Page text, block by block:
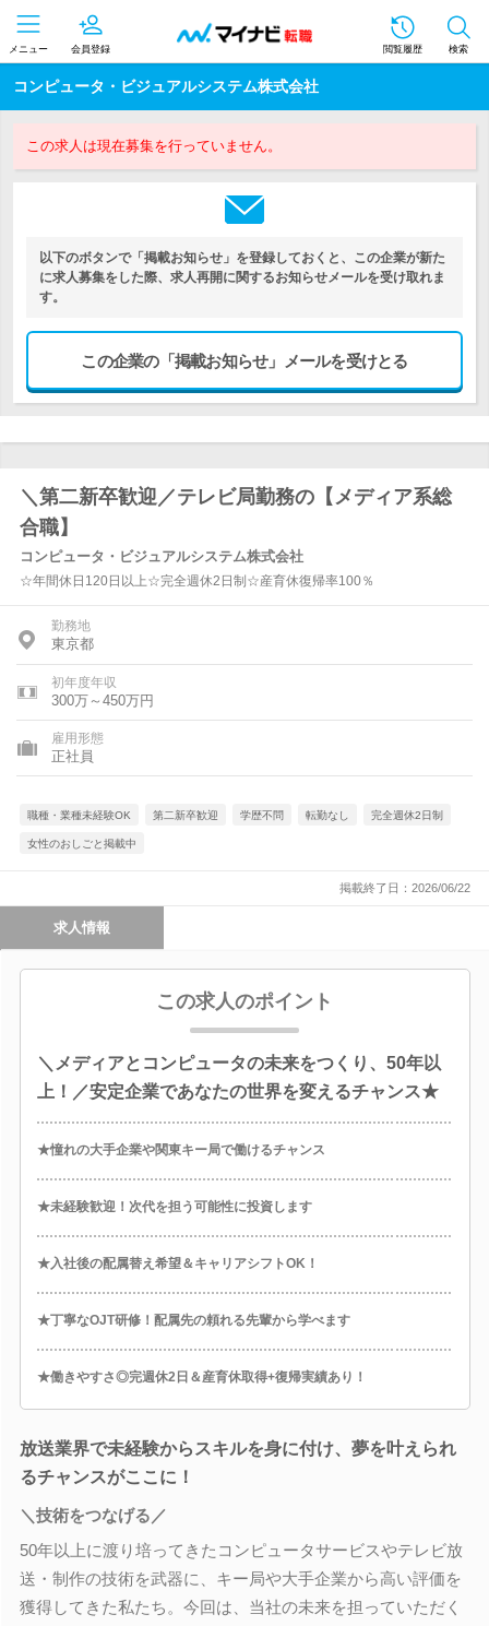
メニュー 会員登録 閲覧履歴 検索
コンピュータ・ビジュアルシステム株式会社
この求人は現在募集を行っていません。
以下のボタンで「掲載お知らせ」を登録しておくと、この企業が新た
に求人募集をした際、求人再開に関するお知らせメールを受け取れま
す。
この企業の「掲載お知らせ」メールを受けとる
＼第二新卒歓迎／テレビ局勤務の【メディア系総
合職】
コンピュータ・ビジュアルシステム株式会社
☆年間休日120日以上☆完全週休2日制☆産育休復帰率100％
勤務地
東京都
初年度年収
300万～450万円
雇用形態
正社員
職種・業種未経験OK 第二新卒歓迎 学歴不問 転勤なし 完全週休2日制
女性のおしごと掲載中
掲載終了日：2026/06/22
求人情報
この求人のポイント
＼メディアとコンピュータの未来をつくり、50年以
上！／安定企業であなたの世界を変えるチャンス★
★憧れの大手企業や関東キー局で働けるチャンス
★未経験歓迎！次代を担う可能性に投資します
★入社後の配属替え希望＆キャリアシフトOK！
★丁寧なOJT研修！配属先の頼れる先輩から学べます
★働きやすさ◎完週休2日＆産育休取得+復帰実績あり！
放送業界で未経験からスキルを身に付け、夢を叶えられ
るチャンスがここに！
＼技術をつなげる／
50年以上に渡り培ってきたコンピュータサービスやテレビ放
送・制作の技術を武器に、キー局や大手企業から高い評価を
獲得してきた私たち。今回は、当社の未来を担っていただく